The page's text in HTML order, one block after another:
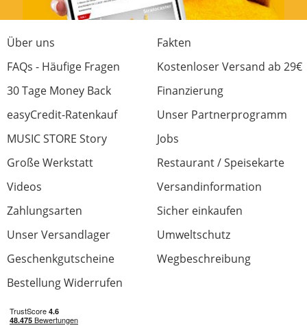
Über uns
Fakten
FAQs - Häufige Fragen
Kostenloser Versand ab 29€
30 Tage Money Back
Finanzierung
easyCredit-Ratenkauf
Unser Partnerprogramm
MUSIC STORE Story
Jobs
Große Werkstatt
Restaurant / Speisekarte
Videos
Versandinformation
Zahlungsarten
Sicher einkaufen
Unser Versandlager
Umweltschutz
Geschenkgutscheine
Wegbeschreibung
Bestellung Widerrufen